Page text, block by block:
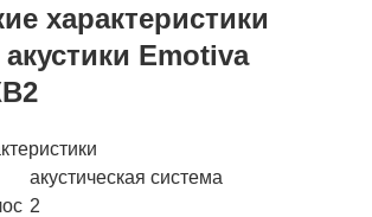
характеристики
Emotiva
акустическая система
2